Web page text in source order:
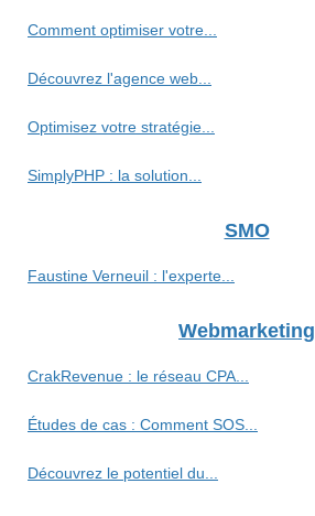
Comment optimiser votre...
Découvrez l'agence web...
Optimisez votre stratégie...
SimplyPHP : la solution...
SMO
Faustine Verneuil : l'experte...
Webmarketing
CrakRevenue : le réseau CPA...
Études de cas : Comment SOS...
Découvrez le potentiel du...